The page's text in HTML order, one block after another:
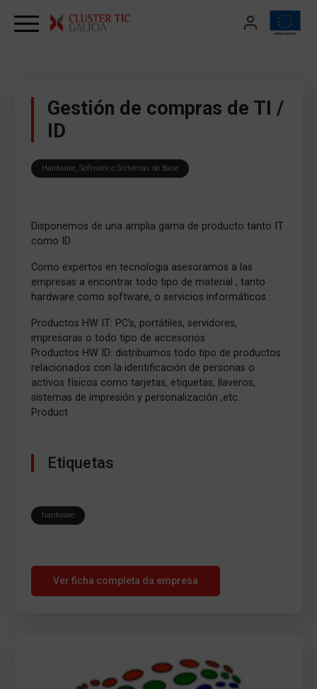
Gestión de compras de TI /
ID
Hardware, Software e Sistemas de Base
Disponemos de una amplia gama de producto tanto IT
como ID
Como expertos en tecnologia asesoramos a las
empresas a encontrar todo tipo de material , tanto
hardware como software, o servicios informáticos :
Productos HW IT: PC’s, portátiles, servidores,
impresoras o todo tipo de accesorios
Productos HW ID: distribuimos todo tipo de productos
relacionados con la identificación de personas o
activos físicos como tarjetas, etiquetas, llaveros,
sistemas de impresión y personalización ,etc.
Product
Etiquetas
hardware
Ver ficha completa da empresa